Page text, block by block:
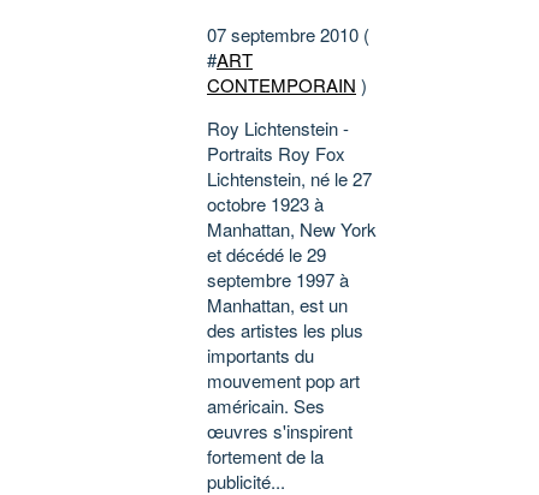
07 septembre 2010 (
#ART
CONTEMPORAIN )
Roy Lichtenstein -
Portraits Roy Fox
Lichtenstein, né le 27
octobre 1923 à
Manhattan, New York
et décédé le 29
septembre 1997 à
Manhattan, est un
des artistes les plus
importants du
mouvement pop art
américain. Ses
œuvres s'inspirent
fortement de la
publicité...